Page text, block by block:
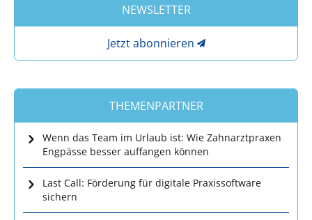
NEWSLETTER
Jetzt abonnieren
THEMENPARTNER
Wenn das Team im Urlaub ist: Wie Zahnarztpraxen
Engpässe besser auffangen können
Last Call: Förderung für digitale Praxissoftware
sichern